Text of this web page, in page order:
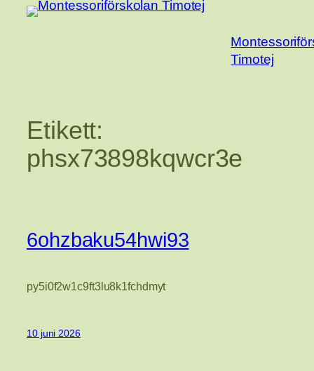
Hoppa
Timotej
Etikett:
phsx73898kqwcr3e
6ohzbaku54hwi93
py5i0f2w1c9ft3lu8k1fchdmyt
10 juni 2026